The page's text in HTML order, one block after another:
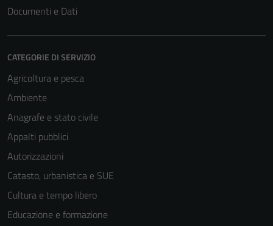
Documenti e Dati
CATEGORIE DI SERVIZIO
Agricoltura e pesca
Ambiente
Anagrafe e stato civile
Appalti pubblici
Autorizzazioni
Catasto, urbanistica e SUE
Cultura e tempo libero
Educazione e formazione